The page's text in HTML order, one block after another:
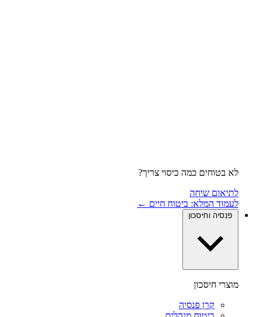
לא בטוחים כמה כיסוי צריך?
לתיאום שיחה
לעמוד המלא: ביטוח חיים ←
פנסיה וחיסכון
מוצרי חיסכון
קרן פנסיה